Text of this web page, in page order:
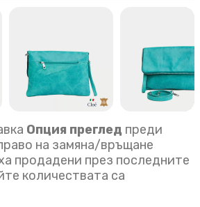
Опция преглед преди
на замяна/връщане
продадени през последните
количествата са